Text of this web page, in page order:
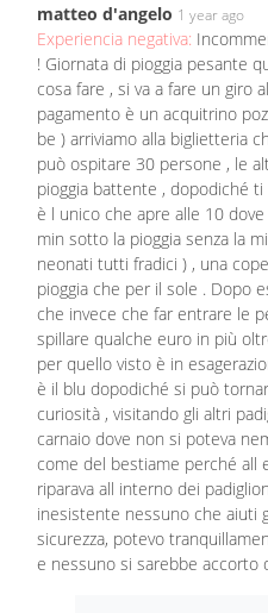
matteo d'angelo 1 year ago
Experiencia negativa:
! Giornata di pioggia pesante
cosa fare , si va a fare un giro
pagamento è un acquitrino
be ) arriviamo alla biglietteria
può ospitare 30 persone , le
pioggia battente , dopodiché
è l unico che apre alle 10
min sotto la pioggia senza la
neonati tutti fradici ) , una
pioggia che per il sole . Dopo
che invece che far entrare le
spillare qualche euro in più
per quello visto è in
è il blu dopodiché si può
curiosità , visitando gli altri
carnaio dove non si poteva
come del bestiame perché all
riparava all interno dei
inesistente nessuno che aiuti
sicurezza, potevo
e nessuno si sarebbe accorto